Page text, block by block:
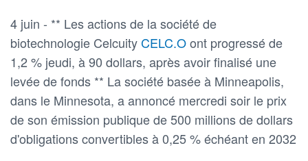
4 juin - ** Les actions de la société de
biotechnologie CelcuityCELC.Oont progressé de
1,2 % jeudi, à 90 dollars, après avoir finalisé une
levée de fonds ** La société basée à Minneapolis,
dans le Minnesota, a annoncé mercredi soir le prix
de son émission publique de 500 millions de dollars
d'obligations convertibles à 0,25 % échéant en 2032